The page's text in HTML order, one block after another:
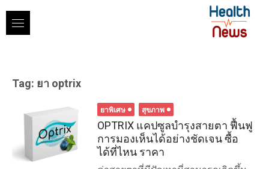
content
Tag: ยา optrix
ยาพิเศษ สุขภาพ
OPTRIX แคปซูลบำรุงสายตา ฟื้นฟู
การมองเห็นได้อย่างชัดเจน ซื้อ
ได้ที่ไหน ราคา